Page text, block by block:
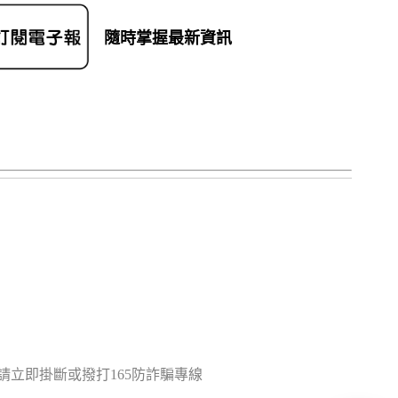
隨時掌握最新資訊
立即掛斷或撥打165防詐騙專線